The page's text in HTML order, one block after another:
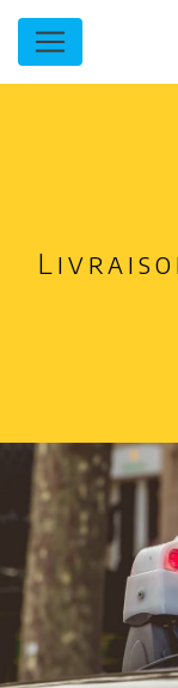
Panneau de